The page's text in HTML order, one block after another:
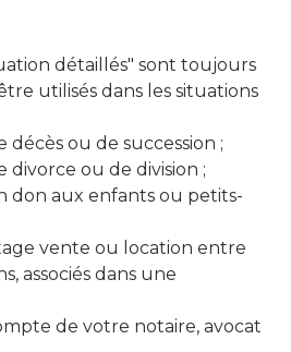
détaillés" sont toujours
utilisés dans les situations
décès ou de succession ;
divorce ou de division ;
don aux enfants ou petits-
vente ou location entre
associés dans une
de votre notaire, avocat